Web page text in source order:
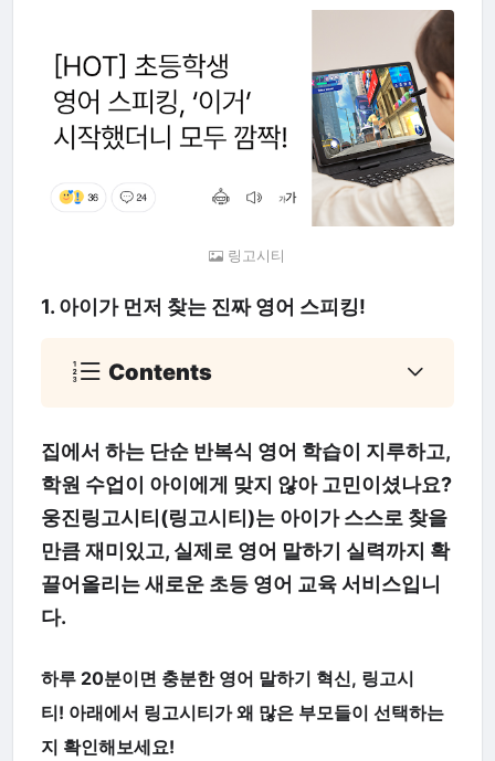
링고시티
1. 아이가 먼저 찾는 진짜 영어 스피킹!
Contents
집에서 하는 단순 반복식 영어 학습이 지루하고,
학원 수업이 아이에게 맞지 않아 고민이셨나요?
웅진링고시티(링고시티)는 아이가 스스로 찾을
만큼 재미있고, 실제로 영어 말하기 실력까지 확
끌어올리는 새로운 초등 영어 교육 서비스입니
다.
하루 20분이면 충분한 영어 말하기 혁신, 링고시
티! 아래에서 링고시티가 왜 많은 부모들이 선택하는
지 확인해보세요!